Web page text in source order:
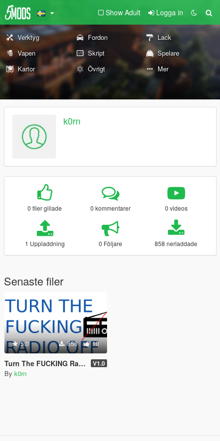
Show Adult Logga in
Verktyg Fordon
Lack
Vapen
Skript
Spelare
Kartor
Övrigt Mer
k0rn
0 filer gillade 0 kommentarer 0 videos
1 Uppladdning 0 Följare 858 nerladdade
Senaste filer
5.0 858 10
Turn The FUCKING Radio Off V1.0
By k0rn